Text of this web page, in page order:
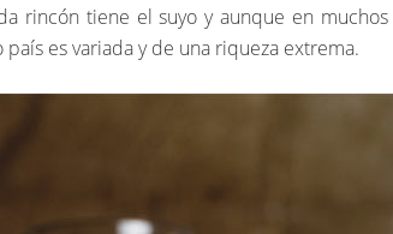
rincón tiene el suyo y aunque en
es variada y de una riqueza extrema.